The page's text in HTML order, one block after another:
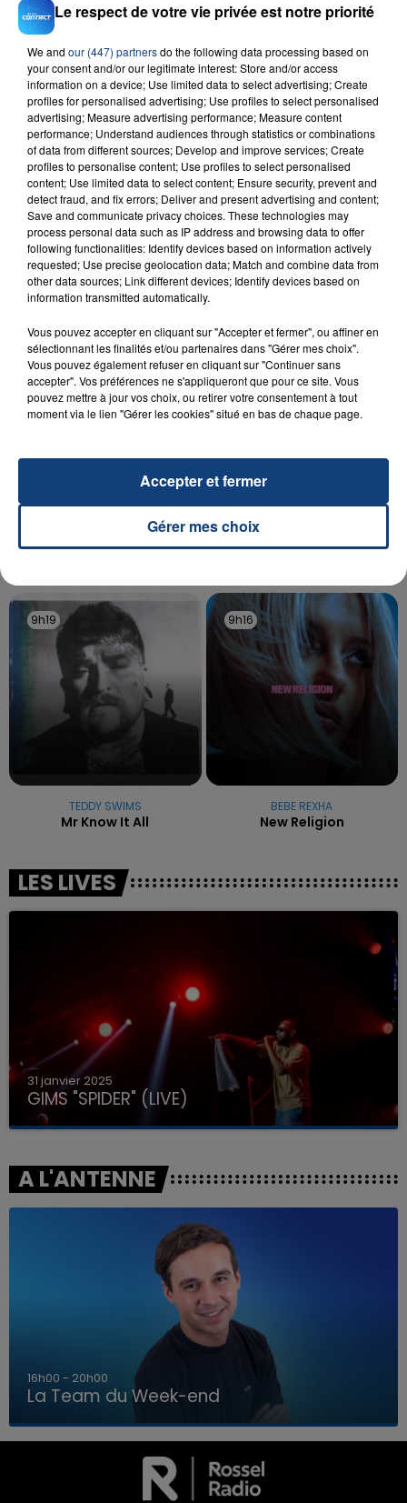
LA TEAM DU WEEK-END
FIL D'ACTU
23 juillet 2026
INCENDIE MORTEL À LENS : UNE FEMME ET
SON BÉBÉ ENTRE LA VIE ET LA...
Un homme s'est immolé par le feu après avoir
aspergé sa compagne et leur bébé de trois mois
UNE ADOLESCENTE DEVANT SE FAIRE
OPÉRER DE LA CHEVILLE RESSORT DE LA...
La famille a porté plainte contre la clinique qui a
reconnu sa responsabilité et présenté ses
excuses.
9h19
9h19
TEDDY SWIMS
Mr Know It All
9h16
9h16
BEBE REXHA
New Religion
LES LIVES
31 janvier 2025
GIMS "SPIDER" (LIVE)
A L'ANTENNE
7h00 - 12h00
La Team du Week-end
Le respect de votre vie privée est notre priorité
We and our (447) partnersdo the following data processing based on
your consent and/or our legitimate interest: Store and/or access
information on a device; Use limited data to select advertising; Create
profiles for personalised advertising; Use profiles to select personalised
advertising; Measure advertising performance; Measure content
performance; Understand audiences through statistics or combinations
of data from different sources; Develop and improve services; Create
profiles to personalise content; Use profiles to select personalised
content; Use limited data to select content; Ensure security, prevent and
detect fraud, and fix errors; Deliver and present advertising and content;
Save and communicate privacy choices. These technologies may
process personal data such as IP address and browsing data to offer
following functionalities: Identify devices based on information actively
requested; Use precise geolocation data; Match and combine data from
other data sources; Link different devices; Identify devices based on
information transmitted automatically.
Vous pouvez accepter en cliquant sur "Accepter et fermer", ou affiner en
sélectionnant les finalités et/ou partenaires dans "Gérer mes choix".
Vous pouvez également refuser en cliquant sur "Continuer sans
accepter". Vos préférences ne s'appliqueront que pour ce site. Vous
pouvez mettre à jour vos choix, ou retirer votre consentement à tout
moment via le lien "Gérer les cookies" situé en bas de chaque page.
Gérer mes choix
Accepter et fermer